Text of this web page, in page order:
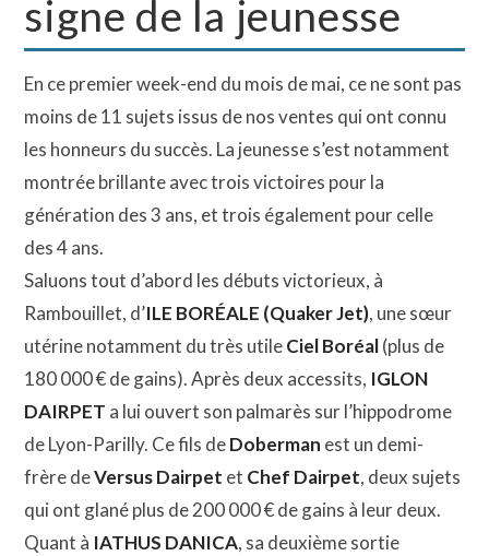
signe de la jeunesse
En ce premier week-end du mois de mai, ce ne sont pas
moins de 11 sujets issus de nos ventes qui ont connu
les honneurs du succès. La jeunesse s’est notamment
montrée brillante avec trois victoires pour la
génération des 3 ans, et trois également pour celle
des 4 ans.
Saluons tout d’abord les débuts victorieux, à
Rambouillet, d’ILE BORÉALE (Quaker Jet), une sœur
utérine notamment du très utileCiel Boréal(plus de
180 000 € de gains). Après deux accessits, IGLON
DAIRPET a lui ouvert son palmarès sur l’hippodrome
de Lyon-Parilly. Ce fils deDoberman est un demi-
frère deVersus Dairpet et Chef Dairpet, deux sujets
qui ont glané plus de 200 000 € de gains à leur deux.
Quant à IATHUS DANICA, sa deuxième sortie